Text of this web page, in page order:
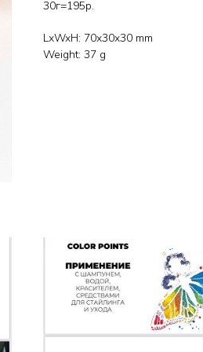
30г=195р.
LxWxH: 70x30x30 mm
Weight: 37 g